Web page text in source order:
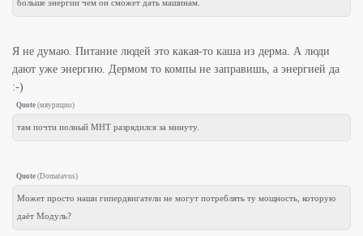
больше энергии чем он сможет дать машинам.
Я не думаю. Питание людей это какая-то каша из дерма. А люди
дают уже энергию. Дермом то компы не заправишь, а энергией да
:-)
Quote (мяурицио)
там почти полный МНТ разрядился за минуту.
Quote (Domatavus)
Может просто наши гипердвигатели не могут потреблять ту мощность, которую
даёт Модуль?